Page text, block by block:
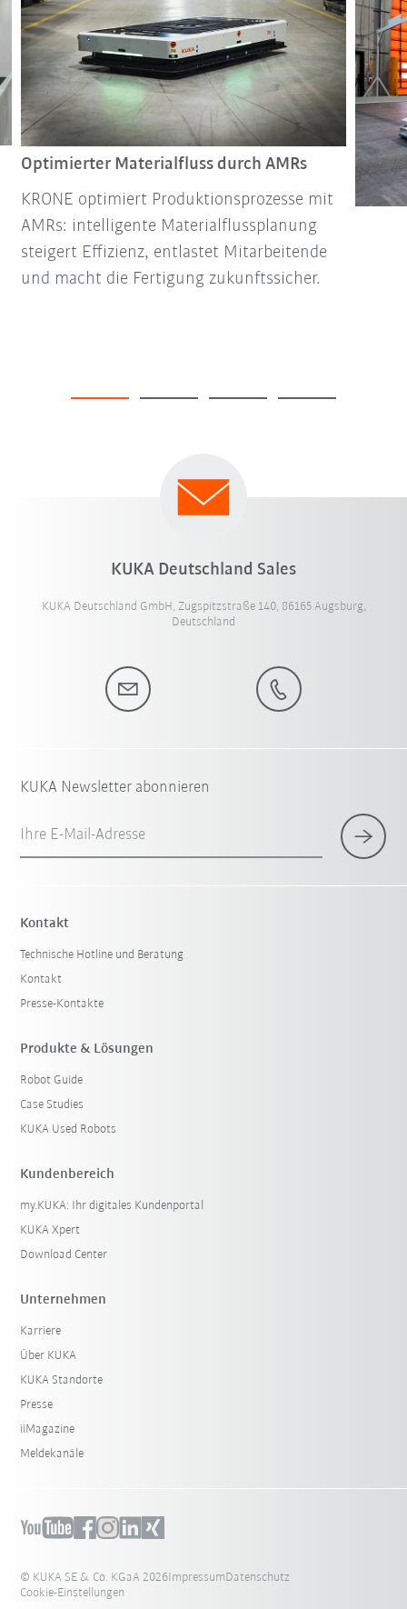
Optimierter Materialfluss durch AMRs
KRONE optimiert Produktionsprozesse mit
AMRs: intelligente Materialflussplanung
steigert Effizienz, entlastet Mitarbeitende
und macht die Fertigung zukunftssicher.
KUKA Deutschland Sales
KUKA Deutschland GmbH, Zugspitzstraße 140, 86165 Augsburg,
Deutschland
KUKA Newsletter abonnieren
Ihre E-Mail-Adresse
Kontakt
Technische Hotline und Beratung
Kontakt
Presse-Kontakte
Produkte & Lösungen
Robot Guide
Case Studies
KUKA Used Robots
Kundenbereich
my.KUKA: Ihr digitales Kundenportal
KUKA Xpert
Download Center
Unternehmen
Karriere
Über KUKA
KUKA Standorte
Presse
iiMagazine
Meldekanäle
© KUKA SE & Co. KGaA 2026ImpressumDatenschutz
Cookie-Einstellungen